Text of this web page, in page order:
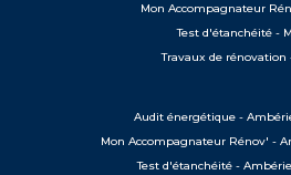
Mon Accompagnateur
Test d'étanchéité -
Travaux de rénovation
Audit énergétique -
Mon Accompagnateur Rénov' -
Test d'étanchéité -